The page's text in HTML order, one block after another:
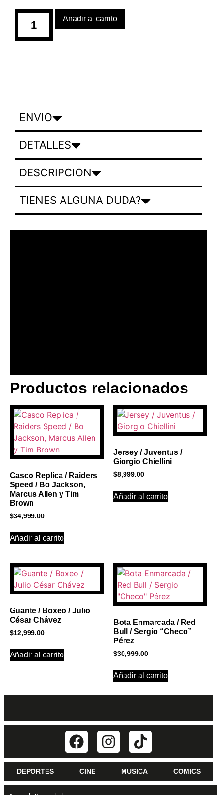
Añadir al carrito
ENVIO
DETALLES
DESCRIPCION
TIENES ALGUNA DUDA?
BANNER CON
PROMOCIONES 1
Click Here
Productos relacionados
Casco Replica / Raiders
Speed / Bo Jackson,
Marcus Allen y Tim
Brown
$34,999.00
Añadir al carrito
Jersey / Juventus /
Giorgio Chiellini
$8,999.00
Añadir al carrito
Guante / Boxeo / Julio
César Chávez
$12,999.00
Añadir al carrito
Bota Enmarcada / Red
Bull / Sergio “Checo”
Pérez
$30,999.00
Añadir al carrito
DEPORTES CINE MUSICA COMICS